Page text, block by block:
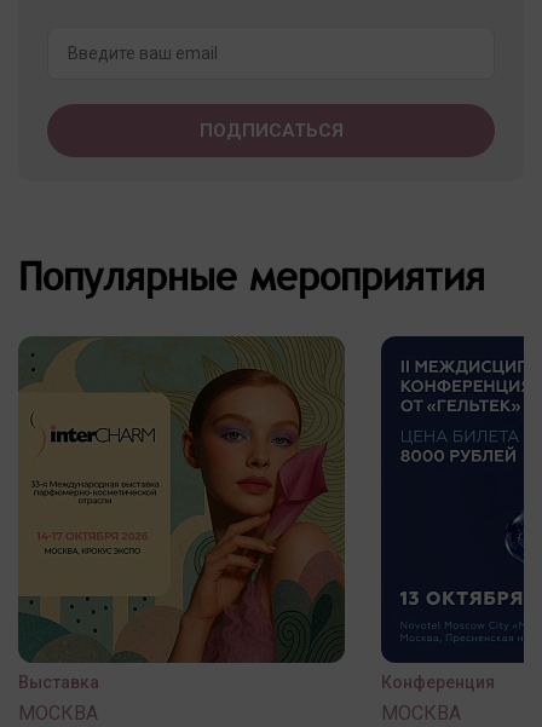
Популярные мероприятия
Выставка
МОСКВА
Конференция
МОСКВА